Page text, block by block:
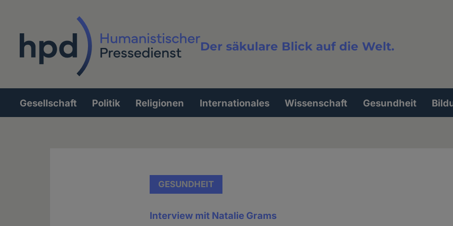
Der säkulare Blick auf die Welt.
Volltextsuche
Hauptnavigation
Gesellschaft Politik Religionen Internationales Wissenschaft Gesundheit
GESUNDHEIT
Interview mit Natalie Grams